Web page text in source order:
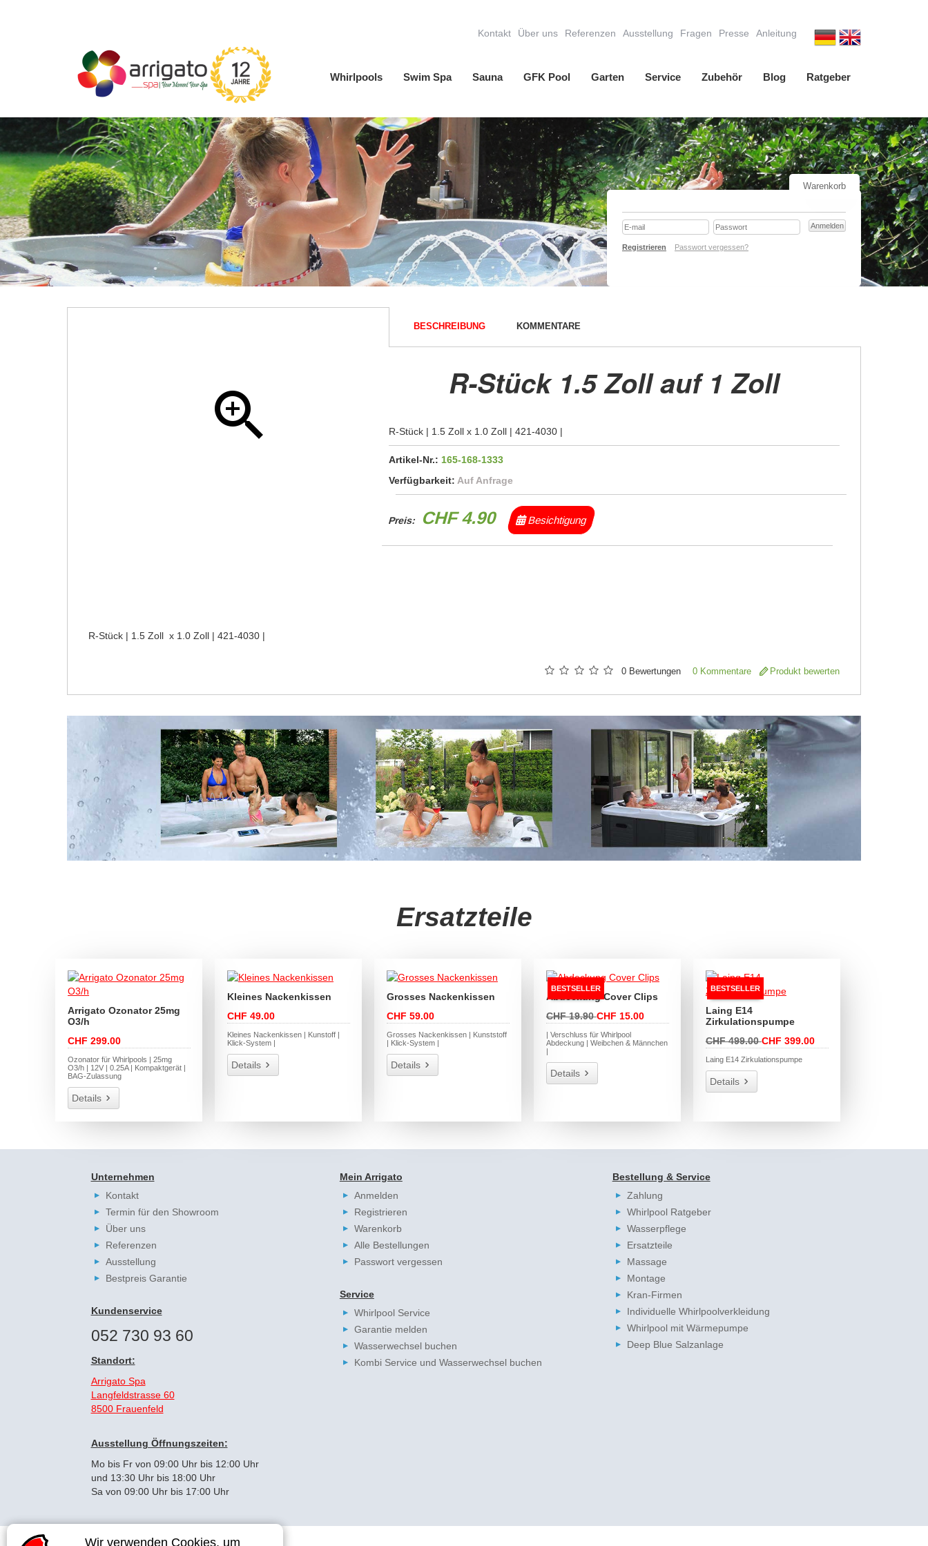
Whirlpools Swim Spa Sauna GFK Pool Garten Service Zubehör Blog Ratgeber
Kontakt Über uns Referenzen Ausstellung Fragen Presse Anleitung
Wir verwenden Cookies, um
Wir verwenden Cookies, um
Warenkorb
Registrieren Passwort vergessen?
BESCHREIBUNG KOMMENTARE
R-Stück 1.5 Zoll auf 1 Zoll
R-Stück | 1.5 Zoll x 1.0 Zoll | 421-4030 |
Artikel-Nr.:165-168-1333
Verfügbarkeit:Auf Anfrage
Preis: CHF 4.90 Besichtigung
R-Stück | 1.5 Zoll x 1.0 Zoll | 421-4030 |
0 Bewertungen 0 Kommentare Produkt bewerten
Ersatzteile
Arrigato Ozonator 25mg
O3/h
CHF 299.00
Ozonator für Whirlpools | 25mg
O3/h | 12V | 0.25A | Kompaktgerät |
BAG-Zulassung
Details
Kleines Nackenkissen
CHF 49.00
Kleines Nackenkissen | Kunstoff |
Klick-System |
Details
Grosses Nackenkissen
CHF 59.00
Grosses Nackenkissen | Kunststoff
| Klick-System |
Details
BESTSELLER
Abdeckung Cover Clips
CHF 19.90CHF 15.00
| Verschluss für Whirlpool
Abdeckung | Weibchen & Männchen
Details
BESTSELLER
Laing E14
Zirkulationspumpe
CHF 499.00CHF 399.00
Laing E14 Zirkulationspumpe
Details
Unternehmen
Kontakt
Termin für den Showroom
Über uns
Referenzen
Ausstellung
Bestpreis Garantie
Kundenservice
052 730 93 60
Standort:
Arrigato Spa
Langfeldstrasse 60
8500 Frauenfeld
Ausstellung Öffnungszeiten:
Mo bis Fr von 09:00 Uhr bis 12:00 Uhr
und 13:30 Uhr bis 18:00 Uhr
Sa von 09:00 Uhr bis 17:00 Uhr
Mein Arrigato
Anmelden
Registrieren
Warenkorb
Alle Bestellungen
Passwort vergessen
Service
Whirlpool Service
Garantie melden
Wasserwechsel buchen
Kombi Service und Wasserwechsel buchen
Bestellung & Service
Zahlung
Whirlpool Ratgeber
Wasserpflege
Ersatzteile
Massage
Montage
Kran-Firmen
Individuelle Whirlpoolverkleidung
Whirlpool mit Wärmepumpe
Deep Blue Salzanlage